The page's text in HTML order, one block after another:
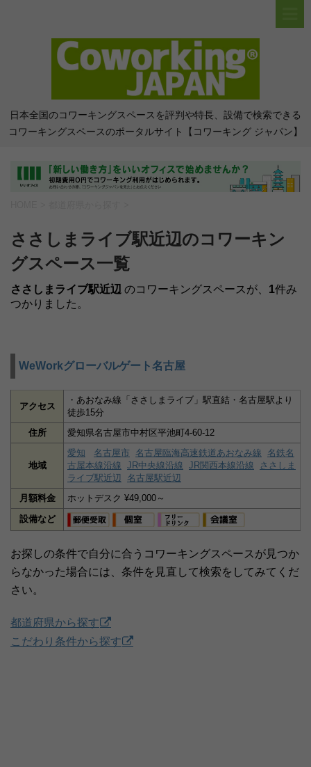
日本全国のコワーキングスペースを評判や特長、設備で検索できる
コワーキングスペースのポータルサイト【コワーキング ジャパン】
ささしまライブ駅近辺のコワーキン
グスペース一覧
ささしまライブ駅近辺 のコワーキングスペースが、 1件み
つかりました。
WeWorkグローバルゲート名古屋
アクセス
・あおなみ線「ささしまライブ」駅直結・名古屋駅より
徒歩15分
住所
愛知県名古屋市中村区平池町4-60-12
地域
愛知 名古屋市 名古屋臨海高速鉄道あおなみ線 名鉄名
古屋本線沿線 JR中央線沿線 JR関西本線沿線
ささしま
ライブ駅近辺
名古屋駅近辺
月額料金
ホットデスク ¥49,000～
設備など
お探しの条件で自分に合うコワーキングスペースが見つか
らなかった場合には、条件を見直して検索をしてみてくだ
さい。
都道府県から探す
こだわり条件から探す